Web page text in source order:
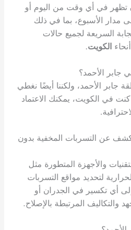
تظهر في أي وقت من اليوم أو
مدار الأسبوع، بما في ذلك
السريعة لجميع حالات
الكويت.
جابر الأحمد؟
الأحمد، ولكننا أيضًا نغطي
كنت في الكويت، يمكنك الاعتماد
عن التسربات المخفية بدون
والأجهزة المتطورة مثل
لتحديد مواقع التسربات
أي تكسير في الجدران أو
والتكاليف المرتبطة بالإصلاح.